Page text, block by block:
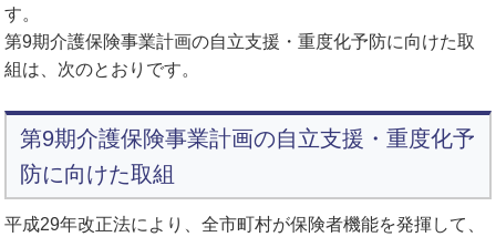
す。
第9期介護保険事業計画の自立支援・重度化予防に向けた取
組は、次のとおりです。
第9期介護保険事業計画の自立支援・重度化予
防に向けた取組
平成29年改正法により、全市町村が保険者機能を発揮して、